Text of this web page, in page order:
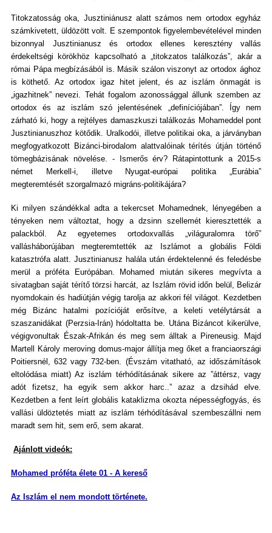
Titokzatosság oka, Jusztiniánusz alatt számos nem ortodox egyház
számkivetett, üldözött volt. E szempontok figyelembevételével minden
bizonnyal Jusztinianusz és ortodox ellenes keresztény vallás
érdekeltségi körökhöz kapcsolható a „titokzatos találkozás”, akár a
római Pápa megbízásából is. Másik szálon viszonyt az ortodox ághoz
is köthető. Az ortodox igaz hitet jelent, és az iszlám önmagát is
„igazhitnek” nevezi. Tehát fogalom azonossággal állunk szemben az
ortodox és az iszlám szó jelentésének „definíciójában”. Így nem
zárható ki, hogy a rejtélyes damaszkuszi találkozás Mohameddel pont
Jusztinianuszhoz kötődik. Uralkodói, illetve politikai oka, a járványban
megfogyatkozott Bizánci-birodalom alattvalóinak térítés útján történő
tömegbázisának növelése. - Ismerős érv? Rátapintottunk a 2015-s
német Merkell-i, illetve Nyugat-európai politika „Eurábia”
megteremtését szorgalmazó migráns-politikájára?
Ki milyen szándékkal adta a tekercset Mohamednek, lényegében a
tényeken nem változtat, hogy a dzsinn szellemét kieresztették a
palackból. Az egyetemes ortodoxvallás „világuralomra törő”
vallásháborújában megteremtették az Iszlámot a globális Földi
katasztrófa alatt. Jusztinianusz halála után érdektelenné és feledésbe
merül a próféta Európában. Mohamed miután sikeres megvívta a
sivatagban saját térítő törzsi harcát, az Iszlám rövid időn belül, Belizár
nyomdokain és hadiútján végig tarolja az akkori fél világot. Kezdetben
még Bizánc hatalmi pozícióját erősítve, a keleti vetélytársát a
szaszanidákat (Perzsia-Irán) hódoltatta be. Utána Bizáncot kikerülve,
végigvonultak Észak-Afrikán és meg sem álltak a Pireneusig. Majd
Martell Károly meroving domus-major állítja meg őket a franciaországi
Poitiersnél, 632 vagy 732-ben. (Évszám vitatható, az időszámítások
eltolódása miatt) Az iszlám térhódításának sikere az ”áttérsz, vagy
adót fizetsz, ha egyik sem akkor harc..” azaz a dzsihád elve.
Kezdetben a fent leírt globális kataklizma okozta népességfogyás, és
vallási üldöztetés miatt az iszlám térhódításával szembeszállni nem
maradt sem hit, sem erő, sem akarat.
Ajánlott videók:
Mohamed próféta élete 01 - A kereső
Az Iszlám el nem mondott története.